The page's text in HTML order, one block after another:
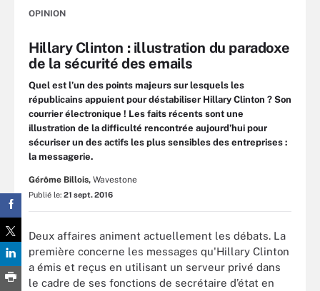
OPINION
Hillary Clinton : illustration du paradoxe
de la sécurité des emails
Quel est l’un des points majeurs sur lesquels les
républicains appuient pour déstabiliser Hillary Clinton ? Son
courrier électronique ! Les faits récents sont une
illustration de la difficulté rencontrée aujourd’hui pour
sécuriser un des actifs les plus sensibles des entreprises :
la messagerie.
Gérôme Billois, Wavestone
Publié le: 21 sept. 2016
Deux affaires animent actuellement les débats. La
première concerne les messages qu'Hillary Clinton
a émis et reçus en utilisant un serveur privé dans
le cadre de ses fonctions de secrétaire d’état en